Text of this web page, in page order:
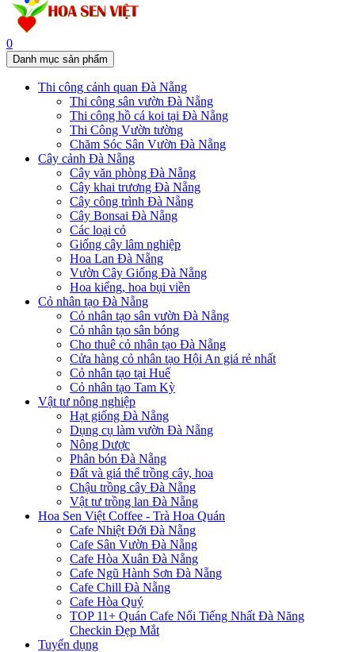
0
Danh mục sản phẩm
Thi công cảnh quan Đà Nẵng
Thi công sân vườn Đà Nẵng
Thi công hồ cá koi tại Đà Nẵng
Thi Công Vườn tường
Chăm Sóc Sân Vườn Đà Nẵng
Cây cảnh Đà Nẵng
Cây văn phòng Đà Nẵng
Cây khai trương Đà Nẵng
Cây công trình Đà Nẵng
Cây Bonsai Đà Nẵng
Các loại cỏ
Giống cây lâm nghiệp
Hoa Lan Đà Nẵng
Vườn Cây Giống Đà Nẵng
Hoa kiểng, hoa bụi viền
Cỏ nhân tạo Đà Nẵng
Cỏ nhân tạo sân vườn Đà Nẵng
Cỏ nhân tạo sân bóng
Cho thuê cỏ nhân tạo Đà Nẵng
Cửa hàng cỏ nhân tạo Hội An giá rẻ nhất
Cỏ nhân tạo tại Huế
Cỏ nhân tạo Tam Kỳ
Vật tư nông nghiệp
Hạt giống Đà Nẵng
Dụng cụ làm vườn Đà Nẵng
Nông Dược
Phân bón Đà Nẵng
Đất và giá thể trồng cây, hoa
Chậu trồng cây Đà Nẵng
Vật tư trồng lan Đà Nẵng
Hoa Sen Việt Coffee - Trà Hoa Quán
Cafe Nhiệt Đới Đà Nẵng
Cafe Sân Vườn Đà Nẵng
Cafe Hòa Xuân Đà Nẵng
Cafe Ngũ Hành Sơn Đà Nẵng
Cafe Chill Đà Nẵng
Cafe Hòa Quý
TOP 11+ Quán Cafe Nổi Tiếng Nhất Đà Năng
Checkin Đẹp Mắt
Tuyển dụng